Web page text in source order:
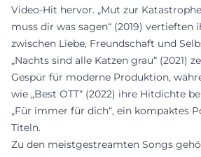
Video-Hit hervor. „Mut zur
muss dir was sagen“ (2019) vertieften
zwischen Liebe, Freundschaft und
„Nachts sind alle Katzen grau“ (2021)
Gespür für moderne Produktion,
wie „Best OTT“ (2022) ihre Hitdichte
„Für immer für dich“, ein kompaktes
Titeln.
Zu den meistgestreamten Songs